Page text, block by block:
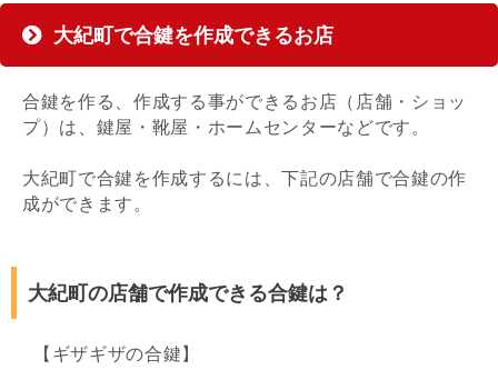
大紀町で合鍵を作成できるお店
合鍵を作る、作成する事ができるお店（店舗・ショッ
プ）は、鍵屋・靴屋・ホームセンターなどです。
大紀町で合鍵を作成するには、下記の店舗で合鍵の作
成ができます。
大紀町の店舗で作成できる合鍵は？
【ギザギザの合鍵】